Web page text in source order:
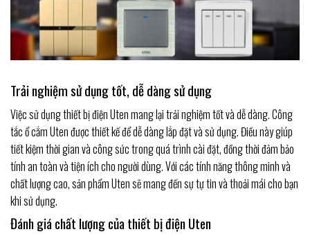
Trải nghiệm sử dụng tốt, dễ dàng sử dụng
Việc sử dụng thiết bị điện Uten mang lại trải nghiệm tốt và dễ dàng. Công
tắc ổ cắm Uten được thiết kế để dễ dàng lắp đặt và sử dụng. Điều này giúp
tiết kiệm thời gian và công sức trong quá trình cài đặt, đồng thời đảm bảo
tính an toàn và tiện ích cho người dùng. Với các tính năng thông minh và
chất lượng cao, sản phẩm Uten sẽ mang đến sự tự tin và thoải mái cho bạn
khi sử dụng.
Đánh giá chất lượng của thiết bị điện Uten